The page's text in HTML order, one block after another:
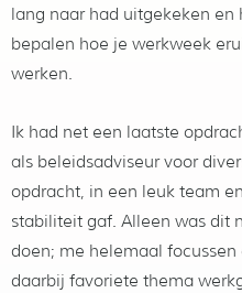
lang naar had uitgekeken
bepalen hoe je werkweek
werken.
Ik had net een laatste
als beleidsadviseur voor
opdracht, in een leuk team
stabiliteit gaf. Alleen was dit
doen; me helemaal
daarbij favoriete thema